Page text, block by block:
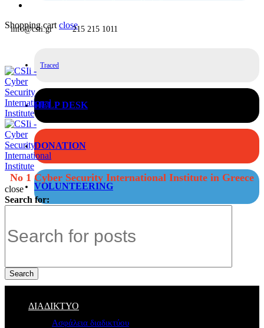
Shopping cart close
info@csii.gr 215 215 1011
Traced
HELP DESK
DONATION
VOLUNTEERING
No 1 Cyber Security International Institute in Greece
close
Search for:
Search
ΔΙΑΔΙΚΤΥΟ
Ασφάλεια διαδικτύου